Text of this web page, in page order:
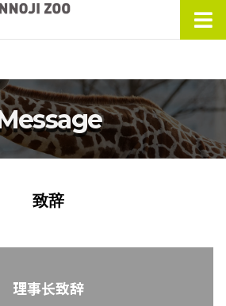
致辞
理事长致辞